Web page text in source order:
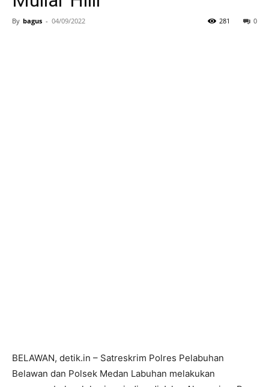
By bagus - 04/09/2022 0
281
BELAWAN, detik.in – Satreskrim Polres Pelabuhan
Belawan dan Polsek Medan Labuhan melakukan